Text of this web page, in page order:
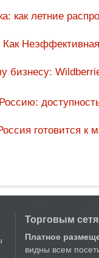
как летние
Как
бизнесу:
готовится к
Торговым
Платное
видны всем